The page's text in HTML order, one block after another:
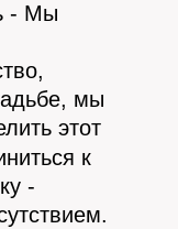
- Мы
мы
этот
к
-